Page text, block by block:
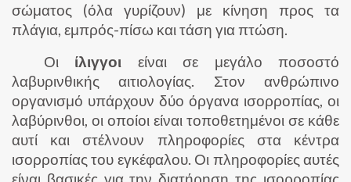
σώματος (όλα γυρίζουν) με κίνηση προς τα
πλάγια, εμπρός-πίσω και τάση για πτώση.
Οι ίλιγγοι είναι σε μεγάλο ποσοστό
λαβυρινθικής αιτιολογίας. Στον ανθρώπινο
οργανισμό υπάρχουν δύο όργανα ισορροπίας, οι
λαβύρινθοι, οι οποίοι είναι τοποθετημένοι σε κάθε
αυτί και στέλνουν πληροφορίες στα κέντρα
ισορροπίας του εγκέφαλου. Οι πληροφορίες αυτές